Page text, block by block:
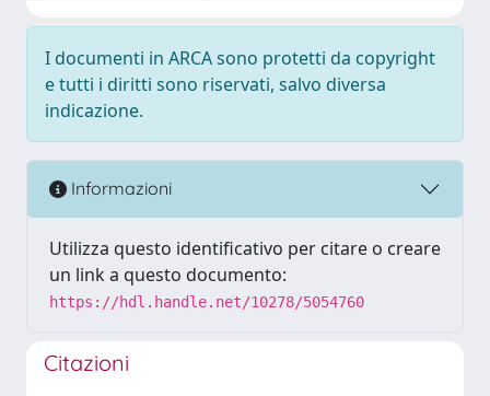
I documenti in ARCA sono protetti da copyright
e tutti i diritti sono riservati, salvo diversa
indicazione.
Informazioni
Utilizza questo identificativo per citare o creare
un link a questo documento:
https://hdl.handle.net/10278/5054760
Citazioni